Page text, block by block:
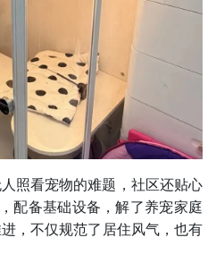
照看宠物的难题，社区还贴心
配备基础设备，解了养宠家庭
，不仅规范了居住风气，也有